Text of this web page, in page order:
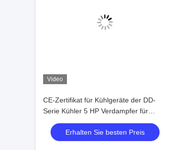
Video
CE-Zertifikat für Kühlgeräte der DD-
Serie Kühler 5 HP Verdampfer für
Kühlräume
Erhalten Sie besten Preis